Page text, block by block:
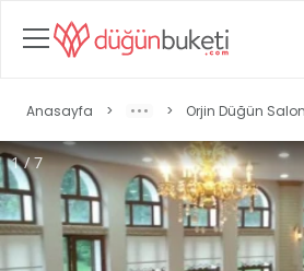
Anasayfa > > Orjin Düğün
1 / 7